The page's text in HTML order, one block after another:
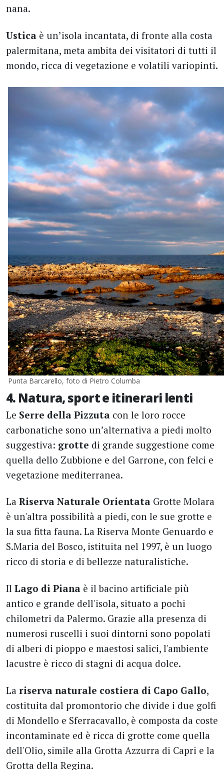
nana.
Ustica è un’isola incantata, di fronte alla costa
palermitana, meta ambita dei visitatori di tutti il
mondo, ricca di vegetazione e volatili variopinti.
Punta Barcarello, foto di Pietro Columba
4. Natura, sport e itinerari lenti
Le Serre della Pizzuta con le loro rocce
carbonatiche sono un’alternativa a piedi molto
suggestiva: grotte di grande suggestione come
quella dello Zubbione e del Garrone, con felci e
vegetazione mediterranea.
La Riserva Naturale Orientata Grotte Molara
è un'altra possibilità a piedi, con le sue grotte e
la sua fitta fauna. La Riserva Monte Genuardo e
S.Maria del Bosco, istituita nel 1997, è un luogo
ricco di storia e di bellezze naturalistiche.
Il Lago di Piana è il bacino artificiale più
antico e grande dell'isola, situato a pochi
chilometri da Palermo. Grazie alla presenza di
numerosi ruscelli i suoi dintorni sono popolati
di alberi di pioppo e maestosi salici, l'ambiente
lacustre è ricco di stagni di acqua dolce.
La riserva naturale costiera di Capo Gallo,
costituita dal promontorio che divide i due golfi
di Mondello e Sferracavallo, è composta da coste
incontaminate ed è ricca di grotte come quella
dell'Olio, simile alla Grotta Azzurra di Capri e la
Grotta della Regina.